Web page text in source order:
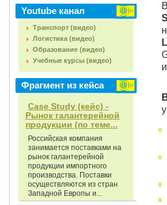
Youtube канал
Транспорт (видео)
Логистика (видео)
Образование (видео)
Учебные курсы (видео)
Фрагмент из кейса
Case Study (кейс) -
Рынок галантерейной
продукции (по теме...
Российская компания
занимается поставками на
рынок галантерейной
продукции импортного
производства. Поставки
осуществляются из стран
Западной Европы и...